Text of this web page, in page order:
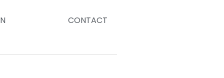
CONTACT